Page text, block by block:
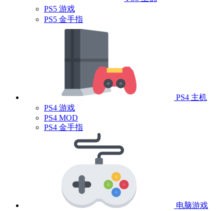
PS5 游戏
PS5 金手指
PS4 主机
PS4 游戏
PS4 MOD
PS4 金手指
电脑游戏